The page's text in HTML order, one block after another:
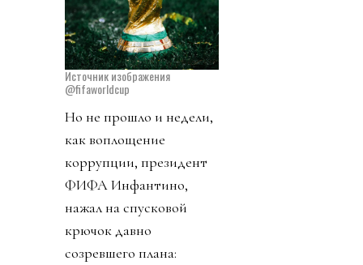
Источник изображения
@fifaworldcup
Но не прошло и недели,
как воплощение
коррупции, президент
ФИФА Инфантино,
нажал на спусковой
крючок давно
созревшего плана: